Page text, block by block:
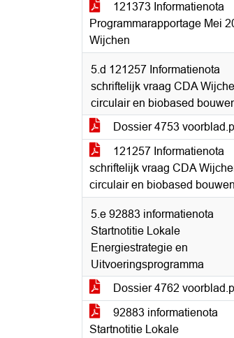
121373 Informatienota
Programmarapportage Mei
Wijchen
5.d 121257 Informatienota
schriftelijk vraag CDA
circulair en biobased
Dossier 4753
121257 Informatienota
schriftelijk vraag CDA
circulair en biobased bouwen
5.e 92883 informatienota
Startnotitie Lokale
Energiestrategie en
Uitvoeringsprogramma
Dossier 4762
92883 informatienota
Startnotitie Lokale